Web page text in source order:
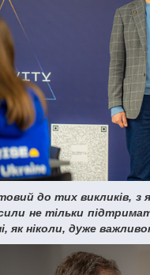
до тих
не тільки
як ніколи, дуже